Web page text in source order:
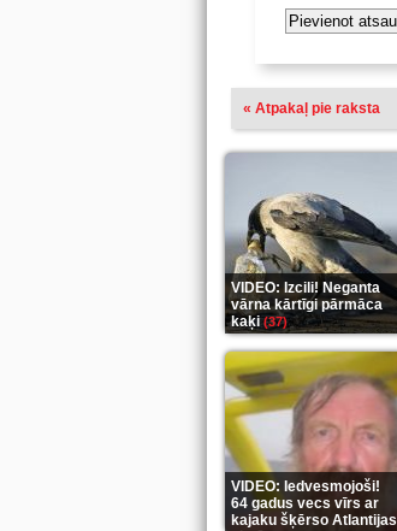
« Atpakaļ pie raksta
VIDEO: Izcili! Neganta
vārna kārtīgi pārmāca
kaķi(37)
VIDEO: Iedvesmojoši!
64 gadus vecs vīrs ar
kajaku šķērso Atlantijas